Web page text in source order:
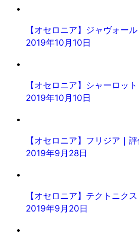
【オセロニア】ジャヴォー
2019年10月10日
【オセロニア】シャーロッ
2019年10月10日
【オセロニア】フリジア｜
2019年9月28日
【オセロニア】テクトニク
2019年9月20日